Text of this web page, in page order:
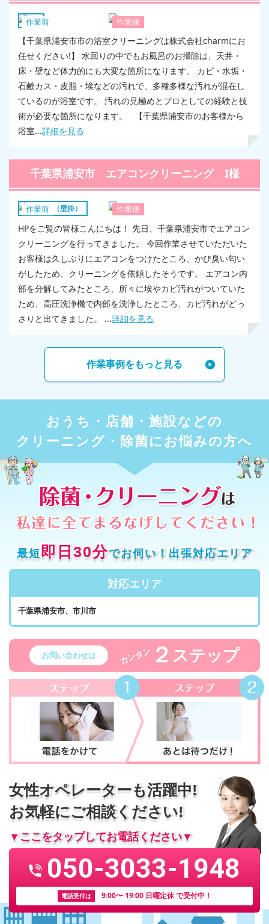
作業前 作業後
浴室
【千葉県浦安市市の浴室クリーニングは株式会社charmにお
任せください!】 水回りの中でもお風呂のお掃除は、天井・
床・壁など体力的にも大変な箇所になります。 カビ・水垢・
石鹸カス・皮脂・埃などの汚れで、多種多様な汚れが混在し
ているのが浴室です。 汚れの見極めとプロとしての経験と技
術が必要な箇所になります。 【千葉県浦安市のお客様から
浴室...詳細を見る
千葉県浦安市 エアコンクリーニング I様
作業前 作業後
エアコン（壁掛）
HPをご覧の皆様こんにちは！ 先日、千葉県浦安市でエアコン
クリーニングを行ってきました。 今回作業させていただいた
お客様は久しぶりにエアコンをつけたところ、かび臭い匂い
がしたため、クリーニングを依頼したそうです。 エアコン内
部を分解してみたところ、所々に埃やカビ汚れがついていた
ため、高圧洗浄機で内部を洗浄したところ、カビ汚れがどっ
さりと出てきました。 ...詳細を見る
作業事例をもっと見る
おうち・店舗・施設などの
クリーニング・除菌にお悩みの方へ
最短即日30分でお伺い！出張対応エリア
対応エリア
千葉県浦安市、市川市
お問い合わせは カンタン ２ ステップ
女性オペレーターも活躍中!
お気軽にご相談ください!
▼ここをタップしてお電話ください▼
050-3033-1948
電話受付は 9:00〜 19:00 日曜定休 で受付中！